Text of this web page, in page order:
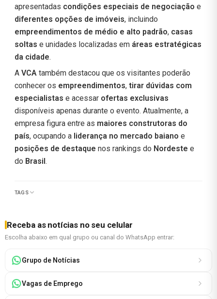
apresentadas condições especiais de negociação e
diferentes opções de imóveis, incluindo
empreendimentos de médio e alto padrão, casas
soltas e unidades localizadas em áreas estratégicas
da cidade.
A VCA também destacou que os visitantes poderão
conhecer os empreendimentos, tirar dúvidas com
especialistas e acessar ofertas exclusivas
disponíveis apenas durante o evento. Atualmente, a
empresa figura entre as maiores construtoras do
país, ocupando a liderança no mercado baiano e
posições de destaque nos rankings do Nordeste e
do Brasil.
TAGS
Receba as notícias no seu celular
Escolha abaixo em qual grupo ou canal do WhatsApp entrar:
Grupo de Notícias
Vagas de Emprego